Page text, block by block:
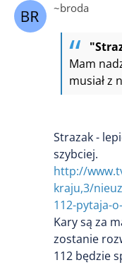
~broda
Mam
musiał z
Strazak -
szybciej.
http://
kraju,3/
112-pytaja-
Kary są za
zostanie
112 będzie